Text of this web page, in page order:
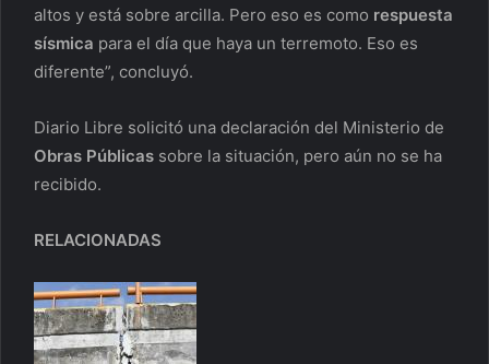
altos y está sobre arcilla. Pero eso es como respuesta
sísmica para el día que haya un terremoto. Eso es
diferente”, concluyó.
Diario Libre solicitó una declaración del Ministerio de
Obras Públicas sobre la situación, pero aún no se ha
recibido.
RELACIONADAS